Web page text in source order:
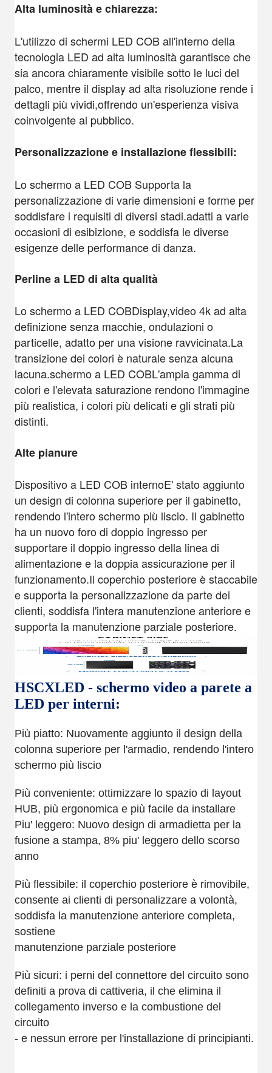
Alta luminosità e chiarezza:
L'utilizzo di schermi LED COB all'interno della
tecnologia LED ad alta luminosità garantisce che
sia ancora chiaramente visibile sotto le luci del
palco, mentre il display ad alta risoluzione rende i
dettagli più vividi,offrendo un'esperienza visiva
coinvolgente al pubblico.
Personalizzazione e installazione flessibili:
Lo schermo a LED COB Supporta la
personalizzazione di varie dimensioni e forme per
soddisfare i requisiti di diversi stadi.adatti a varie
occasioni di esibizione, e soddisfa le diverse
esigenze delle performance di danza.
Perline a LED di alta qualità
Lo schermo a LED COBDisplay,video 4k ad alta
definizione senza macchie, ondulazioni o
particelle, adatto per una visione ravvicinata.La
transizione dei colori è naturale senza alcuna
lacuna.schermo a LED COBL'ampia gamma di
colori e l'elevata saturazione rendono l'immagine
più realistica, i colori più delicati e gli strati più
distinti.
Alte pianure
Dispositivo a LED COB internoE' stato aggiunto
un design di colonna superiore per il gabinetto,
rendendo l'intero schermo più liscio. Il gabinetto
ha un nuovo foro di doppio ingresso per
supportare il doppio ingresso della linea di
alimentazione e la doppia assicurazione per il
funzionamento.Il coperchio posteriore è staccabile
e supporta la personalizzazione da parte dei
clienti, soddisfa l'intera manutenzione anteriore e
supporta la manutenzione parziale posteriore.
HSCXLED - schermo video a parete a
LED per interni:
Più piatto: Nuovamente aggiunto il design della
colonna superiore per l'armadio, rendendo l'intero
schermo più liscio
Più conveniente: ottimizzare lo spazio di layout
HUB, più ergonomica e più facile da installare
Piu' leggero: Nuovo design di armadietta per la
fusione a stampa, 8% piu' leggero dello scorso
anno
Più flessibile: il coperchio posteriore è rimovibile,
consente ai clienti di personalizzare a volontà,
soddisfa la manutenzione anteriore completa,
sostiene
manutenzione parziale posteriore
Più sicuri: i perni del connettore del circuito sono
definiti a prova di cattiveria, il che elimina il
collegamento inverso e la combustione del
circuito
- e nessun errore per l'installazione di principianti.